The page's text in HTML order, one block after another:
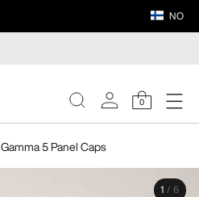
NO
0
Gamma 5 Panel Caps
1 / 6